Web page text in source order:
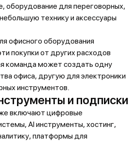
оборудование для переговорных,
технику и аксессуары
офисного оборудования
покупки от других расходов
команда может создать одну
офиса, другую для электроники
инструментов.
и подписки
включают цифровые
AI инструменты, хостинг,
платформы для